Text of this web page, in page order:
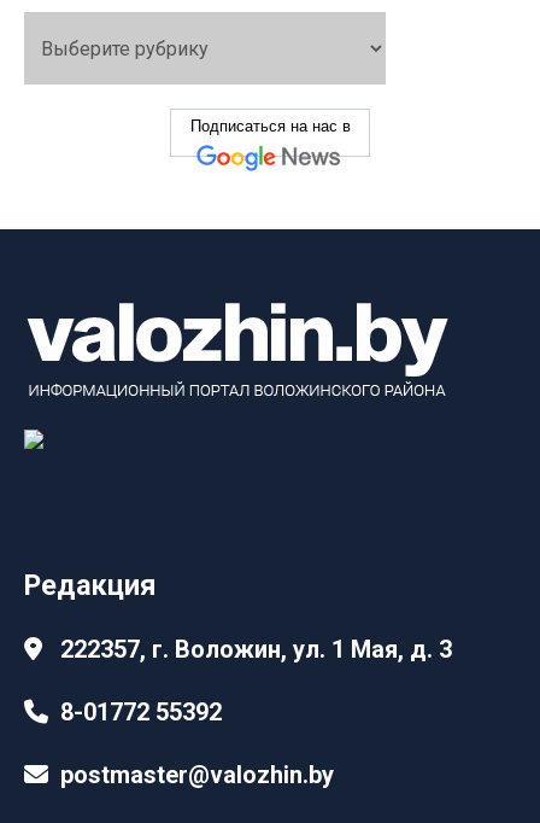
Подписаться на нас в
Редакция
222357, г. Воложин, ул. 1 Мая, д. 3
8-01772 55392
postmaster@valozhin.by